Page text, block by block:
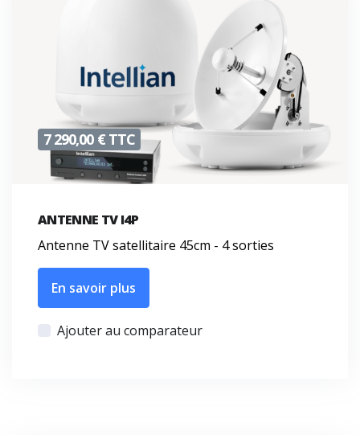
7 290,00 € TTC
ANTENNE TV I4P
Antenne TV satellitaire 45cm - 4 sorties
En savoir plus
Ajouter au comparateur